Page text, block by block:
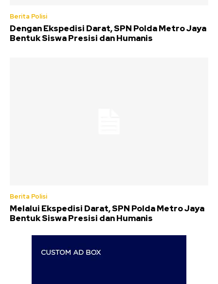
Berita Polisi
Dengan Ekspedisi Darat, SPN Polda Metro Jaya
Bentuk Siswa Presisi dan Humanis
Berita Polisi
Melalui Ekspedisi Darat, SPN Polda Metro Jaya
Bentuk Siswa Presisi dan Humanis